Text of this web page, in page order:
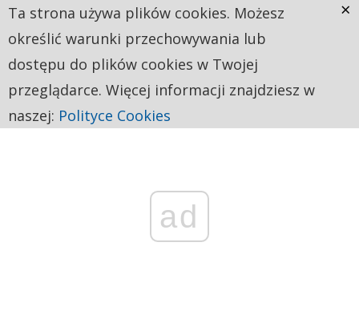
ad
Ta strona używa plików cookies. Możesz
określić warunki przechowywania lub
dostępu do plików cookies w Twojej
przeglądarce. Więcej informacji znajdziesz w
naszej: Polityce Cookies
×